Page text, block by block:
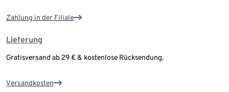
Zahlung in der Filiale
Lieferung
Gratisversand ab 29 € & kostenlose Rücksendung.
Versandkosten